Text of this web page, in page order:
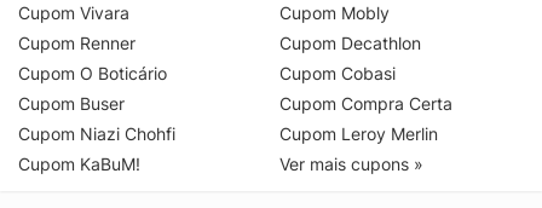
Cupom Vivara
Cupom Renner
Cupom O Boticário
Cupom Buser
Cupom Niazi Chohfi
Cupom KaBuM!
Cupom Mobly
Cupom Decathlon
Cupom Cobasi
Cupom Compra Certa
Cupom Leroy Merlin
Ver mais cupons »